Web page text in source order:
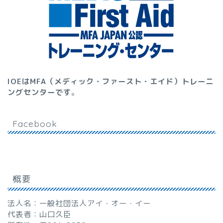
IOEはMFA（メディック・ファースト・エイド）トレーニ
ングセンターです。
Facebook
概要
法人名：一般社団法人アイ・オー・イー
代表者：山口久臣